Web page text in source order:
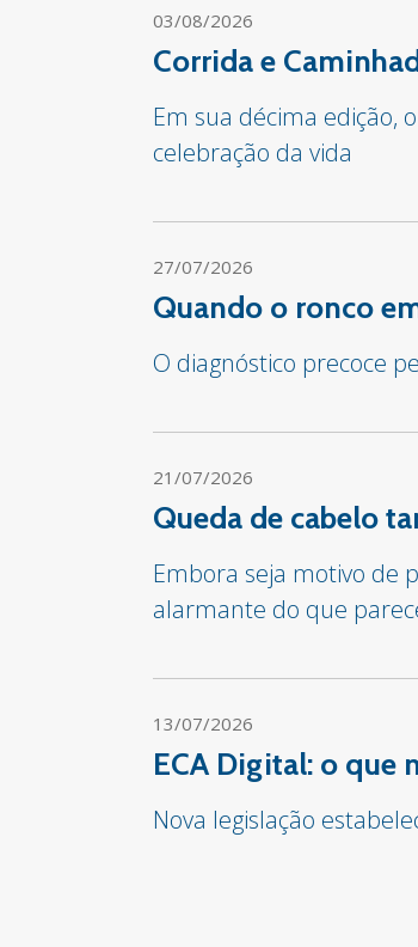
03/08/2026
Corrida e
Em sua décima edição,
celebração da vida
27/07/2026
Quando o ronco
O diagnóstico precoce
21/07/2026
Queda de cabelo
Embora seja motivo de
alarmante do que
13/07/2026
ECA Digital: o que
Nova legislação